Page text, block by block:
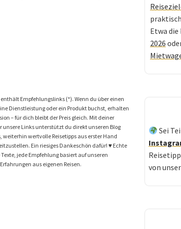
Empfehlungslinks (*). Wenn du über einen
Dienstleistung oder ein Produkt buchst, erhalten
– für dich bleibt der Preis gleich. Mit deiner
unsere Links unterstützt du direkt unseren Blog
weiterhin wertvolle Reisetipps aus erster Hand
Ein riesiges Dankeschön dafür! ♥️ Echte
Texte, jede Empfehlung basiert auf unseren
aus eigenen Reisen.
Etwa die
2026
Sei
von